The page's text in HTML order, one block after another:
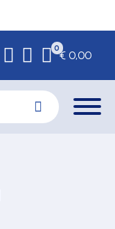
0
€ 0,00